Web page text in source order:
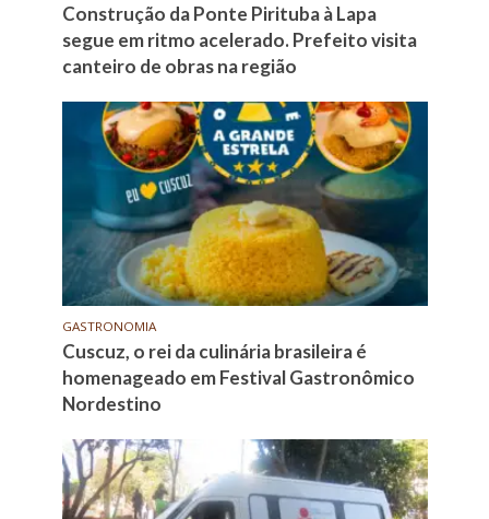
Construção da Ponte Pirituba à Lapa
segue em ritmo acelerado. Prefeito visita
canteiro de obras na região
GASTRONOMIA
Cuscuz, o rei da culinária brasileira é
homenageado em Festival Gastronômico
Nordestino